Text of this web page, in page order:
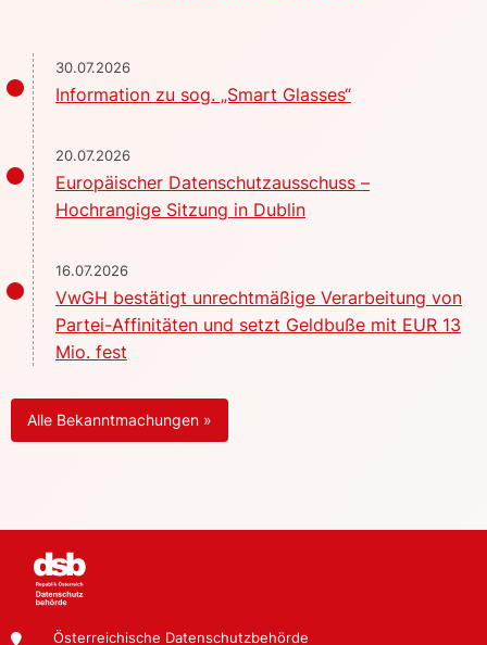
30.07.2026
Information zu sog. „Smart Glasses“
20.07.2026
Europäischer Datenschutzausschuss –
Hochrangige Sitzung in Dublin
16.07.2026
VwGH bestätigt unrechtmäßige Verarbeitung von
Partei-Affinitäten und setzt Geldbuße mit EUR 13
Mio. fest
Alle Bekanntmachungen »
Österreichische Datenschutzbehörde